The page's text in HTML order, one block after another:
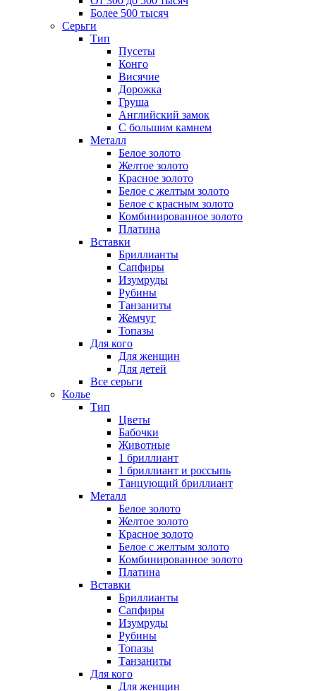
Более 500 тысяч
Серьги
Тип
Пусеты
Конго
Висячие
Дорожка
Груша
Английский замок
С большим камнем
Металл
Белое золото
Желтое золото
Красное золото
Белое с желтым золото
Белое с красным золото
Комбинированное золото
Платина
Вставки
Бриллианты
Сапфиры
Изумруды
Рубины
Танзаниты
Жемчуг
Топазы
Для кого
Для женщин
Для детей
Все серьги
Колье
Тип
Цветы
Бабочки
Животные
1 бриллиант
1 бриллиант и россыпь
Танцующий бриллиант
Металл
Белое золото
Желтое золото
Красное золото
Белое с желтым золото
Комбинированное золото
Платина
Вставки
Бриллианты
Сапфиры
Изумруды
Рубины
Топазы
Танзаниты
Для кого
Для женщин